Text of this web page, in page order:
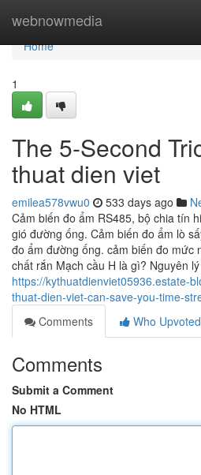
webnowmedia
Home
Home
1
The 5-Second
thuat dien viet
emilea578vwu0 533 days ago
Cảm biến đo ẩm RS485, bộ chia tín
gió đường ống. Cảm biến đo ẩm lò
đo ẩm đường ống. cảm biến đo mức
chất rắn Mạch cầu H là gì? Nguyên
https://kythuatdienviet05936.estate-
thuat-dien-viet-can-save-you-time-
Comments
Who Upvoted
Comments
Submit a Comment
No HTML